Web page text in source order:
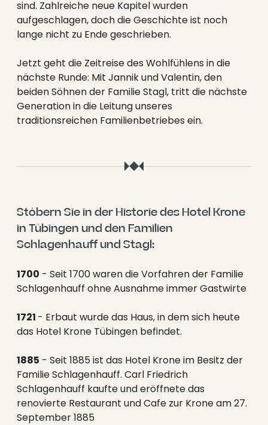
--
sind. Zahlreiche neue Kapitel wurden
aufgeschlagen, doch die Geschichte ist noch
lange nicht zu Ende geschrieben.
Jetzt geht die Zeitreise des Wohlfühlens in die
nächste Runde: Mit Jannik und Valentin, den
beiden Söhnen der Familie Stagl, tritt die nächste
Generation in die Leitung unseres
traditionsreichen Familienbetriebes ein.
Stöbern Sie in der Historie des Hotel Krone
in Tübingen und den Familien
Schlagenhauff und Stagl:
1700 - Seit 1700 waren die Vorfahren der Familie
Schlagenhauff ohne Ausnahme immer Gastwirte
1721 - Erbaut wurde das Haus, in dem sich heute
das Hotel Krone Tübingen befindet.
1885 - Seit 1885 ist das Hotel Krone im Besitz der
Familie Schlagenhauff. Carl Friedrich
Schlagenhauff kaufte und eröffnete das
renovierte Restaurant und Cafe zur Krone am 27.
September 1885